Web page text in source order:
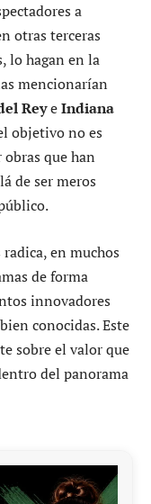
a
otras terceras
lo hagan en la
mencionarían
ReyeIndiana
objetivo no es
que han
de ser meros
en muchos
de forma
innovadores
conocidas. Este
sobre el valor que
del panorama